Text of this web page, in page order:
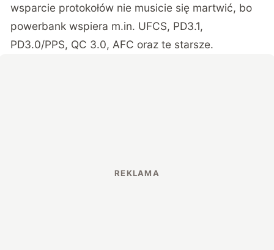
wsparcie protokołów nie musicie się martwić, bo
powerbank wspiera m.in. UFCS, PD3.1,
PD3.0/PPS, QC 3.0, AFC oraz te starsze.